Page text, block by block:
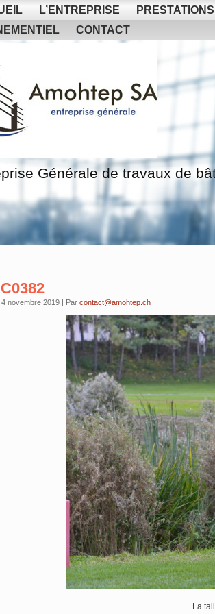
L’ENTREPRISE PRESTATIONS
CONTACT
Générale de travaux de
4 novembre 2019 | Par contact@amohtep.ch
La